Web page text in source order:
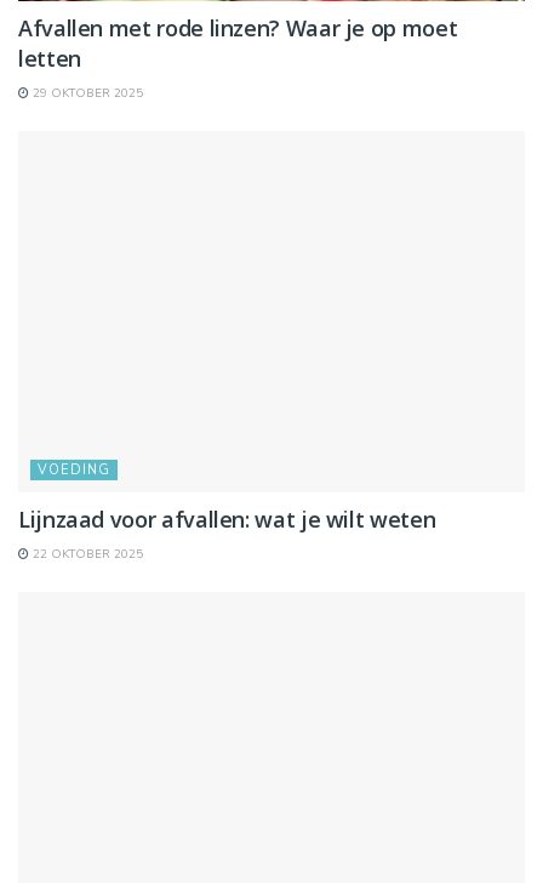
Afvallen met rode linzen? Waar je op moet
letten
29 OKTOBER 2025
VOEDING
Lijnzaad voor afvallen: wat je wilt weten
22 OKTOBER 2025